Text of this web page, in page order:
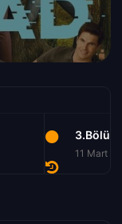
3.Bölüm
11 Mart